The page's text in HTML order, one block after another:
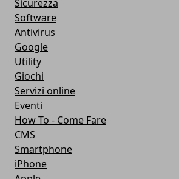
Sicurezza
Software
Antivirus
Google
Utility
Giochi
Servizi online
Eventi
How To - Come Fare
CMS
Smartphone
iPhone